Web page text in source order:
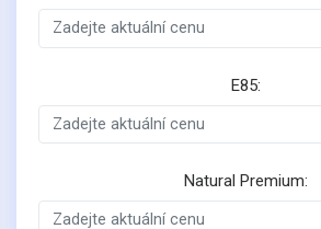
E85:
Natural Premium: